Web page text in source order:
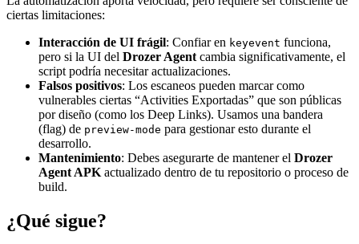
ciertas limitaciones:
Interacción de UI frágil: Confiar en keyevent funciona,
pero si la UI del Drozer Agent cambia significativamente, el
script podría necesitar actualizaciones.
Falsos positivos: Los escaneos pueden marcar como
vulnerables ciertas “Activities Exportadas” que son públicas
por diseño (como los Deep Links). Usamos una bandera
(flag) de preview-mode para gestionar esto durante el
desarrollo.
Mantenimiento: Debes asegurarte de mantener el Drozer
Agent APK actualizado dentro de tu repositorio o proceso de
build.
¿Qué sigue?